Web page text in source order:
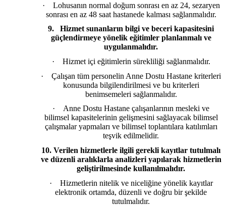
·
Lohusanın normal doğum sonrası en az 24, sezaryen
sonrası en az 48 saat hastanede kalması sağlanmalıdır.
9.
Hizmet sunanların bilgi ve beceri kapasitesini
güçlendirmeye yönelik eğitimler planlanmalı ve
uygulanmalıdır.
·
Hizmet içi eğitimlerin sürekliliği sağlanmalıdır.
·
Çalışan tüm personelin Anne Dostu Hastane kriterleri
konusunda bilgilendirilmesi ve bu kriterleri
benimsemeleri sağlanmalıdır.
·
Anne Dostu Hastane çalışanlarının mesleki ve
bilimsel kapasitelerinin gelişmesini sağlayacak bilimsel
çalışmalar yapmaları ve bilimsel toplantılara katılımları
teşvik edilmelidir.
10. Verilen hizmetlerle ilgili gerekli kayıtlar tutulmalı
ve düzenli aralıklarla analizleri yapılarak hizmetlerin
geliştirilmesinde kullanılmalıdır.
·
Hizmetlerin nitelik ve niceliğine yönelik kayıtlar
elektronik ortamda, düzenli ve doğru bir şekilde
tutulmalıdır.